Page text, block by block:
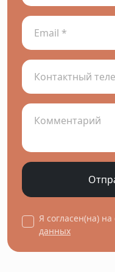
Я согласен(на) на
данных